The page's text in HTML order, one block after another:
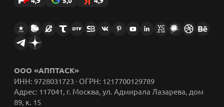
ООО «АППТАСК»
ИНН: 9728031723 · ОГРН: 1217700129789
Адрес: 117041, г. Москва, ул. Адмирала Лазарева, дом
89, к. 15